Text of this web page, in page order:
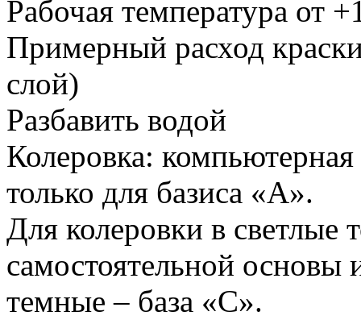
Рабочая температура от
Примерный расход
слой)
Разбавить водой
Колеровка:
только для базиса «А».
Для колеровки в светлые
самостоятельной основы
темные – база «С».